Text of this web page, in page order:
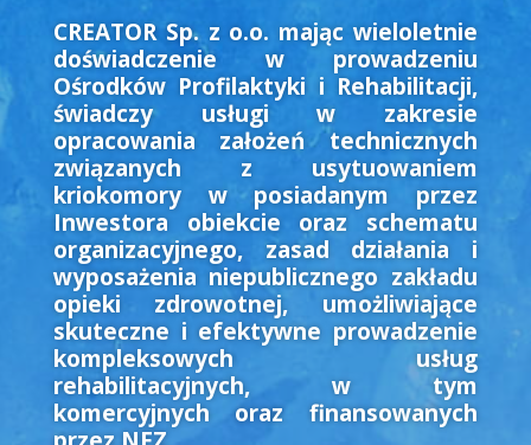
CREATOR Sp. z o.o. mając wieloletnie
doświadczenie w prowadzeniu
Ośrodków Profilaktyki i Rehabilitacji,
świadczy usługi w zakresie
opracowania założeń technicznych
związanych z usytuowaniem
kriokomory w posiadanym przez
Inwestora obiekcie oraz schematu
organizacyjnego, zasad działania i
wyposażenia niepublicznego zakładu
opieki zdrowotnej, umożliwiające
skuteczne i efektywne prowadzenie
kompleksowych usług
rehabilitacyjnych, w tym
komercyjnych oraz finansowanych